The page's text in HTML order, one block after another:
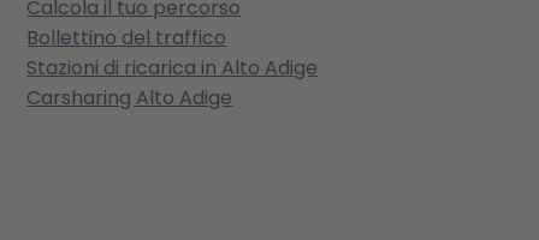
Calcola il tuo percorso
Bollettino del traffico
Stazioni di ricarica in Alto Adige
Carsharing Alto Adige